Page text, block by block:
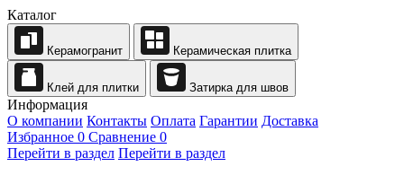
Каталог
Керамогранит Керамическая плитка
Клей для плитки Затирка для швов
Информация
О компании Контакты Оплата Гарантии Доставка
Избранное 0 Сравнение 0
Перейти в раздел Перейти в раздел